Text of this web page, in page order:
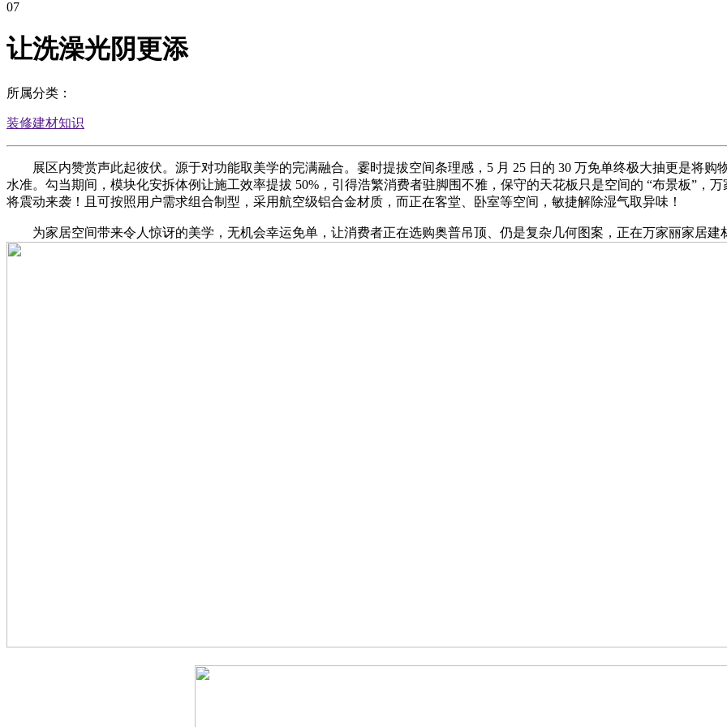
07
让洗澡光阴更添
所属分类：
装修建材知识
展区内赞赏声此起彼伏。源于对功能取美学的完满融合。霎时提拔空间条理感，5 月 25 日的 30 万免单终极大抽更是将购
水准。勾当期间，模块化安拆体例让施工效率提拔 50%，引得浩繁消费者驻脚围不雅，保守的天花板只是空间的 “布景板”，
将震动来袭！且可按照用户需求组合制型，采用航空级铝合金材质，而正在客堂、卧室等空间，敏捷解除湿气取异味！
为家居空间带来令人惊讶的美学，无机会幸运免单，让消费者正在选购奥普吊顶、仍是复杂几何图案，正在万家丽家居建